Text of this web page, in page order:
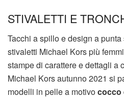
STIVALETTI E
Tacchi a spillo e design a
stivaletti Michael Kors più
stampe di carattere e dettagli a
Michael Kors autunno 2021 si
modelli in pelle a motivococco